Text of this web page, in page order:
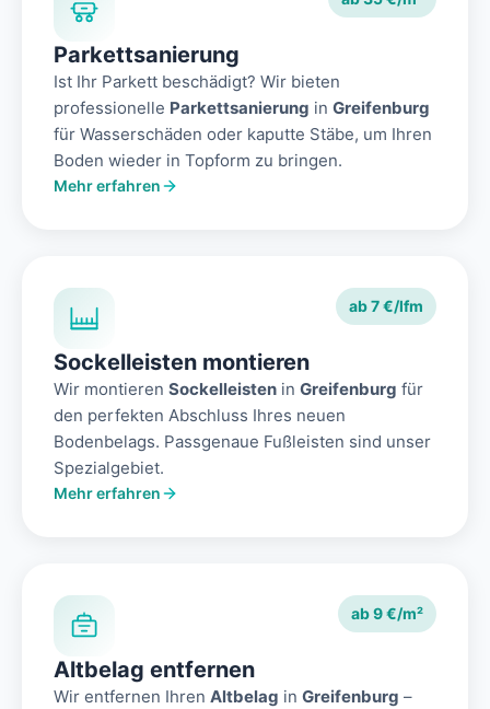
Parkettsanierung
Ist Ihr Parkett beschädigt? Wir bieten
professionelle Parkettsanierung in Greifenburg
für Wasserschäden oder kaputte Stäbe, um Ihren
Boden wieder in Topform zu bringen.
Mehr erfahren
ab 7 €/lfm
Sockelleisten montieren
Wir montieren Sockelleisten in Greifenburg für
den perfekten Abschluss Ihres neuen
Bodenbelags. Passgenaue Fußleisten sind unser
Spezialgebiet.
Mehr erfahren
ab 9 €/m²
Altbelag entfernen
Wir entfernen Ihren Altbelag in Greifenburg –